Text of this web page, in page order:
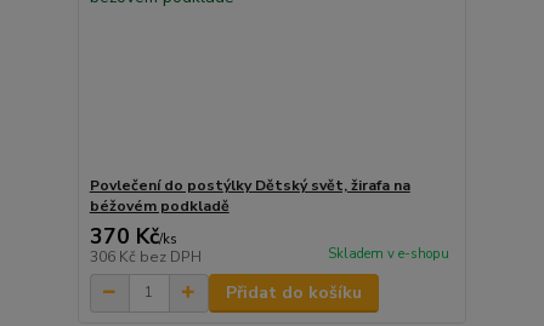
Povlečení do postýlky Dětský svět, žirafa na
béžovém podkladě
370 Kč/ks
306 Kč bez DPH Skladem v e-shopu
Přidat do košíku